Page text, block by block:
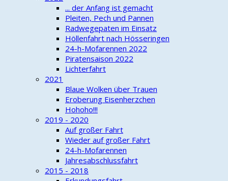
... der Anfang ist gemacht
Pleiten, Pech und Pannen
Radwegepaten im Einsatz
Höllenfahrt nach Hösseringen
24-h-Mofarennen 2022
Piratensaison 2022
Lichterfahrt
2021
Blaue Wolken über Trauen
Eroberung Eisenherzchen
Hohoho!!!
2019 - 2020
Auf großer Fahrt
Wieder auf großer Fahrt
24-h-Mofarennen
Jahresabschlussfahrt
2015 - 2018